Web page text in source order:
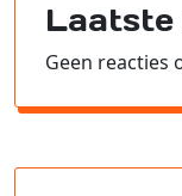
Geen reacties